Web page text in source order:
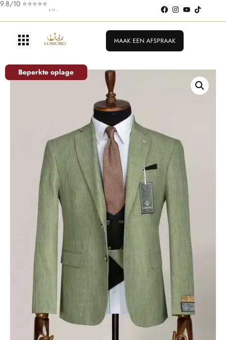
9.8/10 ⭐️⭐️⭐️⭐️⭐️
MAAK EEN AFSPRAAK
Beperkte oplage